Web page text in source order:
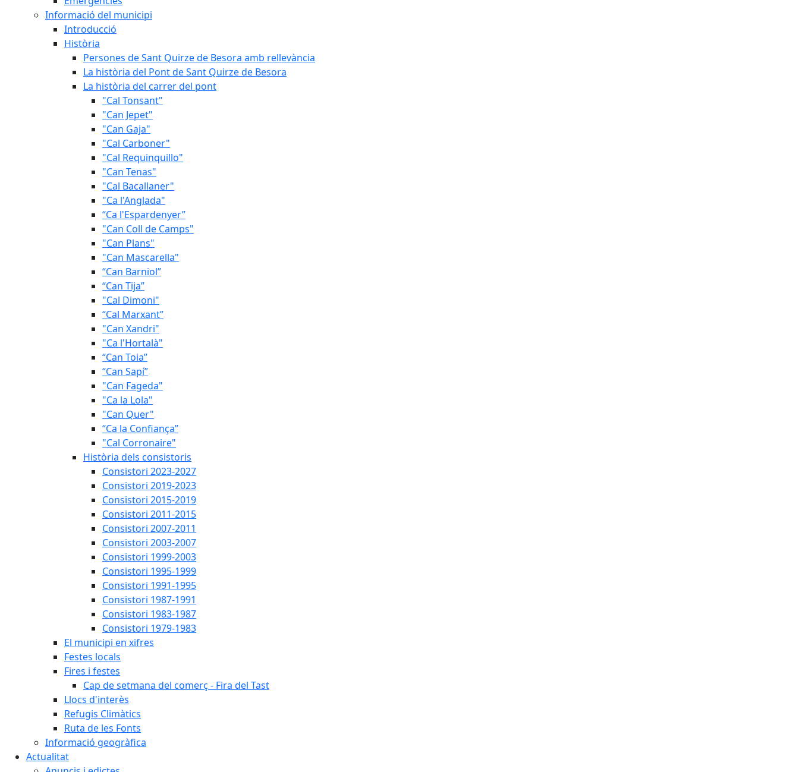
Informació del municipi
Introducció
Història
Persones de Sant Quirze de Besora amb rellevància
La història del Pont de Sant Quirze de Besora
La història del carrer del pont
"Cal Tonsant"
"Can Jepet"
"Can Gaja"
"Cal Carboner"
"Cal Requinquillo"
"Can Tenas"
"Cal Bacallaner"
"Ca l'Anglada"
“Ca l'Espardenyer”
"Can Coll de Camps"
"Can Plans"
"Can Mascarella"
“Can Barniol”
“Can Tija”
"Cal Dimoni"
“Cal Marxant”
"Can Xandri"
"Ca l'Hortalà"
“Can Toia”
“Can Sapí”
"Can Fageda"
"Ca la Lola"
"Can Quer"
“Ca la Confiança”
"Cal Corronaire"
Història dels consistoris
Consistori 2023-2027
Consistori 2019-2023
Consistori 2015-2019
Consistori 2011-2015
Consistori 2007-2011
Consistori 2003-2007
Consistori 1999-2003
Consistori 1995-1999
Consistori 1991-1995
Consistori 1987-1991
Consistori 1983-1987
Consistori 1979-1983
El municipi en xifres
Festes locals
Fires i festes
Cap de setmana del comerç - Fira del Tast
Llocs d'interès
Refugis Climàtics
Ruta de les Fonts
Informació geogràfica
Actualitat